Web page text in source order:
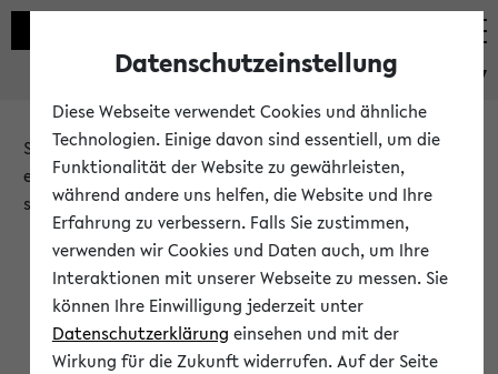
eKVV
Sie möchten auf eine eKVV Funktion zugreifen, die Ihnen
erst nach einer Anmeldung am System zur Verfügung
steht.
Bitte melden Sie sich an:
Anmeldung am eKVV
Datenschutzeinstellung
Diese Webseite verwendet Cookies und ähnliche
Technologien. Einige davon sind essentiell, um die
Funktionalität der Website zu gewährleisten,
während andere uns helfen, die Website und Ihre
Erfahrung zu verbessern. Falls Sie zustimmen,
verwenden wir Cookies und Daten auch, um Ihre
Interaktionen mit unserer Webseite zu messen. Sie
können Ihre Einwilligung jederzeit unter
Datenschutzerklärung einsehen und mit der
Wirkung für die Zukunft widerrufen. Auf der Seite